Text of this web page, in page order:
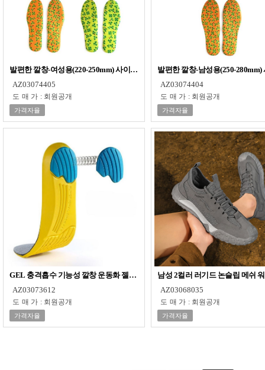
발편한 깔창-여성용(220-250mm) 사이즈 조절
AZ03074405
도매가 : 회원공개
가격자율
발편한 깔창-남성용(250-280mm)
AZ03074404
도매가 : 회원공개
가격자율
GEL 충격흡수 기능성 깔창 운동화 젤깔창 메모리폼 쿠션 인솔 통풍 발편한 남
AZ03073612
도매가 : 회원공개
가격자율
남성 2컬러 러기드 논슬립 메쉬
AZ03068035
도매가 : 회원공개
가격자율